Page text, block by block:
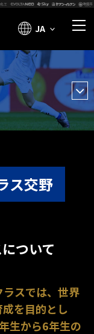
JA
ス交野
ついて
スでは、世界
を目的とし
生から6年生の